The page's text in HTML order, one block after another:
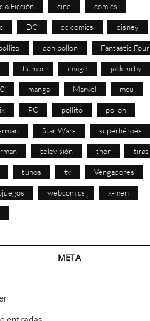
Ficción cine comics
DC dc comics disney
don pollon Fantastic Four
humor image jack kirby
manga Marvel mcu
PC pollito pollon
Star Wars superhéroes
televisión thor tiras
tunos tv Vengadores
webcomics x-men
META